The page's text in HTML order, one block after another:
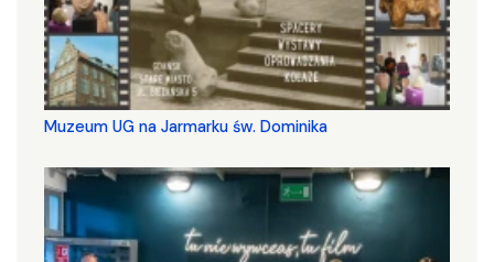
Muzeum UG na Jarmarku św. Dominika